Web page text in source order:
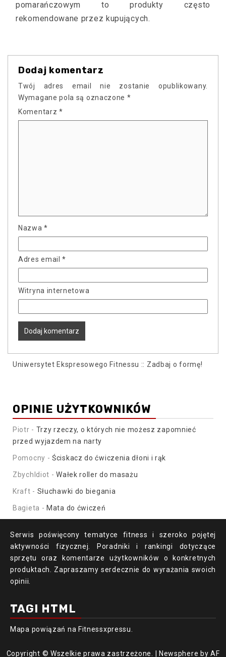
pomarańczowym to produkty często
rekomendowane przez kupujących.
Dodaj komentarz
Twój adres email nie zostanie opublikowany.
Wymagane pola są oznaczone *
Komentarz *
Nazwa*
Adres email*
Witryna internetowa
Uniwersytet Ekspresowego Fitnessu :: Zadbaj o formę!
OPINIE UŻYTKOWNIKÓW
Piotr - Trzy rzeczy, o których nie możesz zapomnieć
przed wyjazdem na narty
Pomocny -Ściskacz do ćwiczenia dłoni i rąk
ZbychIdiot -Wałek roller do masażu
Kraft - Słuchawki do biegania
Bagieta - Mata do ćwiczeń
Serwis poświęcony tematyce fitness i szeroko pojętej
aktywności fizycznej. Poradniki i rankingi dotyczące
sprzętu oraz komentarze użytkowników o konkretnych
produktach. Zapraszamy serdecznie do wyrażania swoich
opinii.
TAGI HTML
Mapa powiązań na Fitnessxpressu.
Copyright © Wszelkie prawa zastrzeżone. Newsphere by AF